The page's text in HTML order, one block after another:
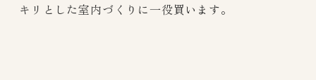
キリとした室内づくりに一役買います。